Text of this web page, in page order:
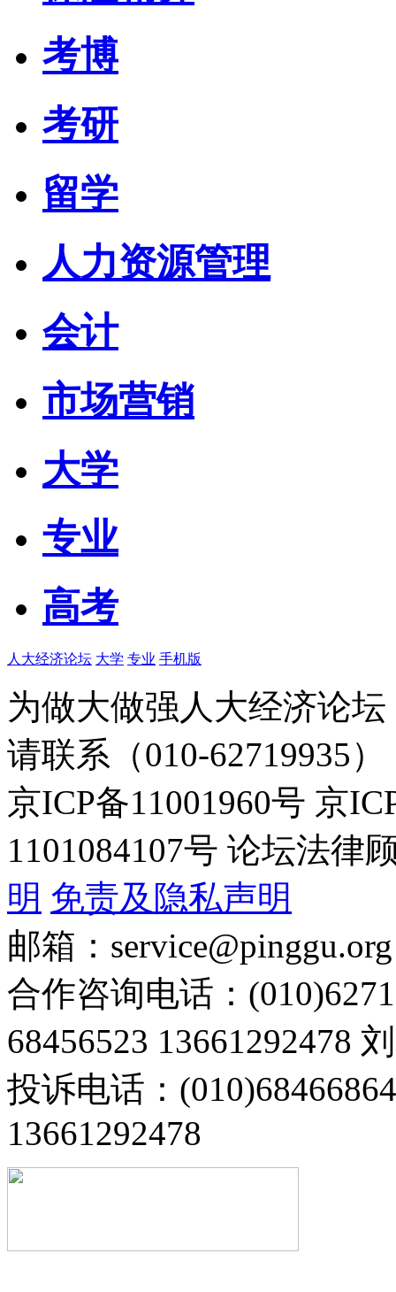
考博
考研
留学
人力资源管理
会计
市场营销
大学
专业
高考
人大经济论坛 大学 专业 手机版
为做大做强人大经济论
请联系（010-62719935）
京ICP备11001960号 京
1101084107号 论坛法律
明 免责及隐私声明
邮箱：service@pinggu.org
合作咨询电话：
68456523 13661292478
投诉电话：
13661292478